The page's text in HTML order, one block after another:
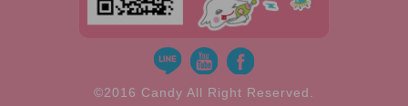
©2016 Candy All Right Reserved.